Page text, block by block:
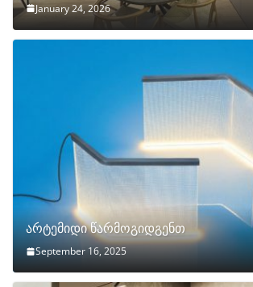
January 24, 2026
არტემიდი წარმოგიდგენთ
September 16, 2025